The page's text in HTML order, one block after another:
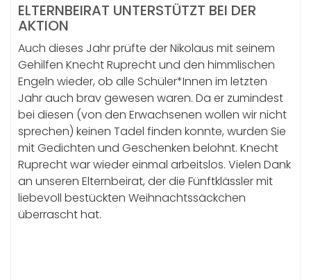
ELTERNBEIRAT UNTERSTÜTZT BEI DER
AKTION
Auch dieses Jahr prüfte der Nikolaus mit seinem
Gehilfen Knecht Ruprecht und den himmlischen
Engeln wieder, ob alle Schüler*Innen im letzten
Jahr auch brav gewesen waren. Da er zumindest
bei diesen (von den Erwachsenen wollen wir nicht
sprechen) keinen Tadel finden konnte, wurden Sie
mit Gedichten und Geschenken belohnt. Knecht
Ruprecht war wieder einmal arbeitslos. Vielen Dank
an unseren Elternbeirat, der die Fünftklässler mit
liebevoll bestückten Weihnachtssäckchen
überrascht hat.